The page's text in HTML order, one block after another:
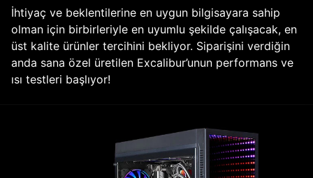
İhtiyaç ve beklentilerine en uygun bilgisayara sahip
olman için birbirleriyle en uyumlu şekilde çalışacak, en
üst kalite ürünler tercihini bekliyor. Siparişini verdiğin
anda sana özel üretilen Excalibur’unun performans ve
ısı testleri başlıyor!